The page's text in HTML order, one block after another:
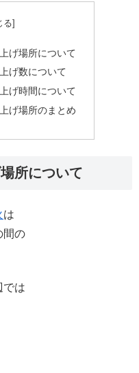
げ場所について
げ数について
げ時間について
げ場所のまとめ
所について
は
間の
では